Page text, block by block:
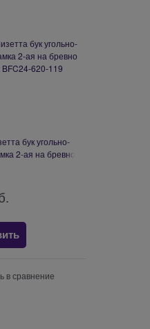
бук угольно-
2-ая на бревно
в сравнение